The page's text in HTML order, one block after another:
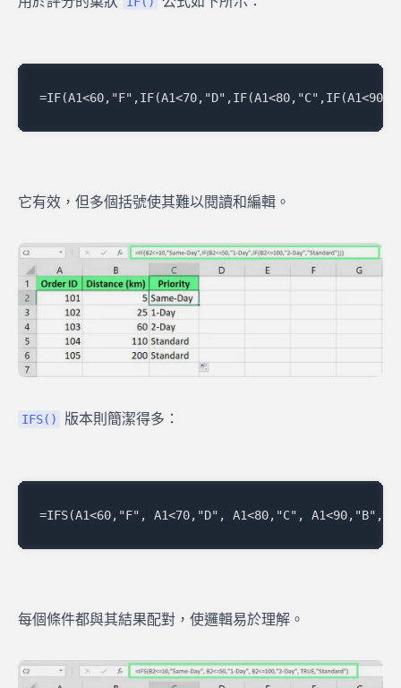
它有效，但多個括號使其難以閱讀和編輯。
IFS() 版本則簡潔得多：
每個條件都與其結果配對，使邏輯易於理解。